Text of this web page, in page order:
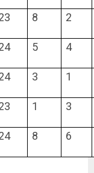
8 2
5 4
3 1
1 3
8 6